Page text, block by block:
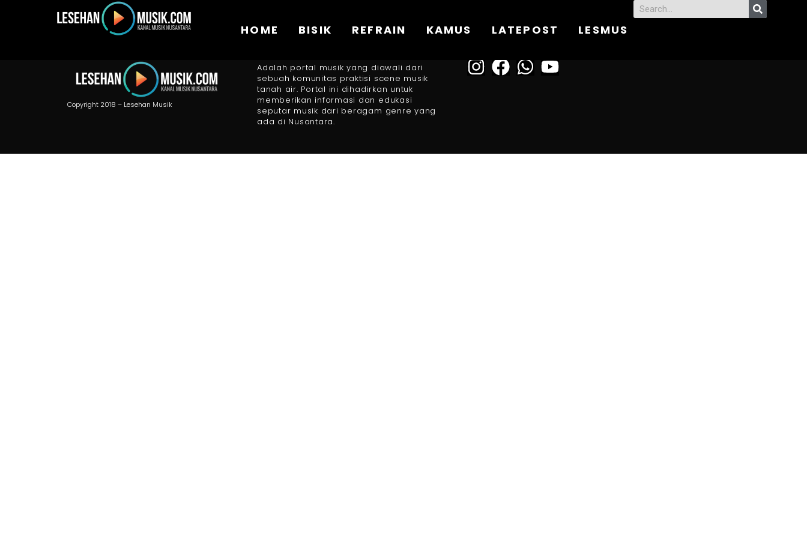
HOME BISIK REFRAIN KAMUS LATEPOST LESMUS
Copyright 2018 – Lesehan Musik
Adalah portal musik yang diawali dari
sebuah komunitas praktisi scene musik
tanah air. Portal ini dihadirkan untuk
memberikan informasi dan edukasi
seputar musik dari beragam genre yang
ada di Nusantara.